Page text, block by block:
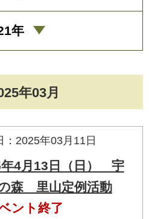
年03月
：2025年03月11日
4月13日（日） 宇
森 里山定例活動
ント終了
年